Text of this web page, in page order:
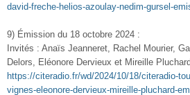
david-freche-helios-azoulay-nedim-gursel-
9) Émission du 18 octobre 2024 :
Invités : Anaïs Jeanneret, Rachel Mourier,
Delors, Eléonore Dervieux et Mireille Pluchard
https://citeradio.fr/wd/2024/10/18/citeradio-
vignes-eleonore-dervieux-mireille-pluchard-